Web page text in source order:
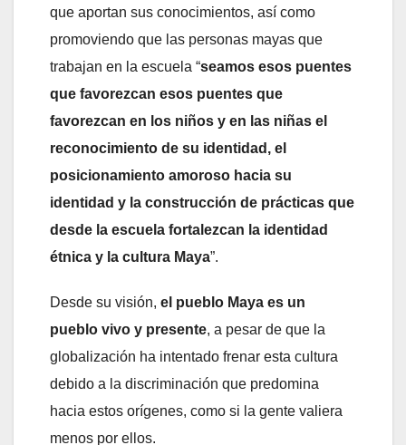
que aportan sus conocimientos, así como
promoviendo que las personas mayas que
trabajan en la escuela “seamos esos puentes
que favorezcan esos puentes que
favorezcan en los niños y en las niñas el
reconocimiento de su identidad, el
posicionamiento amoroso hacia su
identidad y la construcción de prácticas que
desde la escuela fortalezcan la identidad
étnica y la cultura Maya”.
Desde su visión, el pueblo Maya es un
pueblo vivo y presente, a pesar de que la
globalización ha intentado frenar esta cultura
debido a la discriminación que predomina
hacia estos orígenes, como si la gente valiera
menos por ellos.